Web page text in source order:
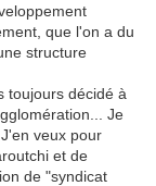
que l'on a du
structure
toujours décidé à
Je
veux pour
et de
de "syndicat